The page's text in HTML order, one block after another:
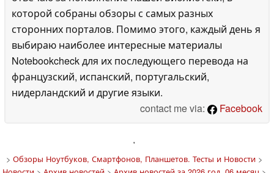
которой собраны обзоры с самых разных
сторонних порталов. Помимо этого, каждый день я
выбираю наиболее интересные материалы
Notebookcheck для их последующего перевода на
французский, испанский, португальский,
нидерландский и другие языки.
contact me via:
Facebook
'
> Обзоры Ноутбуков, Смартфонов, Планшетов. Тесты и Новости>